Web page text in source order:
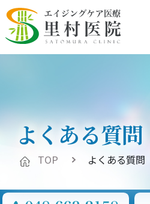
よくある質問
TOP よくある質問